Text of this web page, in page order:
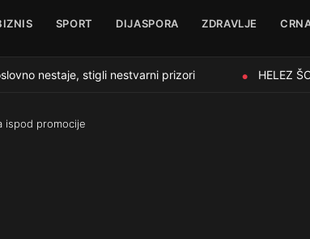
SPORT DIJASPORA ZDRAVLJE
nestaje, stigli nestvarni prizori HELEZ
ispod promocije